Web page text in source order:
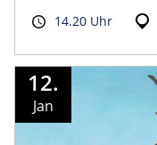
14.20 Uhr
12.
Jan